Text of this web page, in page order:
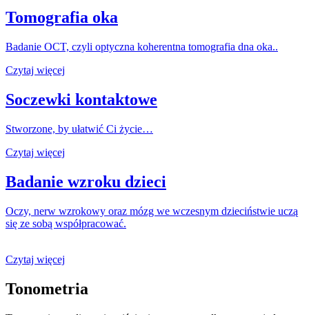
Tomografia oka
Badanie OCT, czyli optyczna koherentna tomografia dna oka..
Czytaj więcej
Soczewki kontaktowe
Stworzone, by ułatwić Ci życie…
Czytaj więcej
Badanie wzroku dzieci
Oczy, nerw wzrokowy oraz mózg we wczesnym dzieciństwie uczą
się ze sobą współpracować.
Czytaj więcej
Tonometria